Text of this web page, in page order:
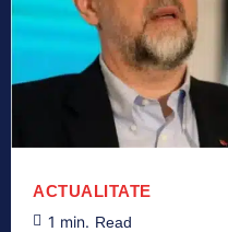
ACTUALITATE
1 min. Read